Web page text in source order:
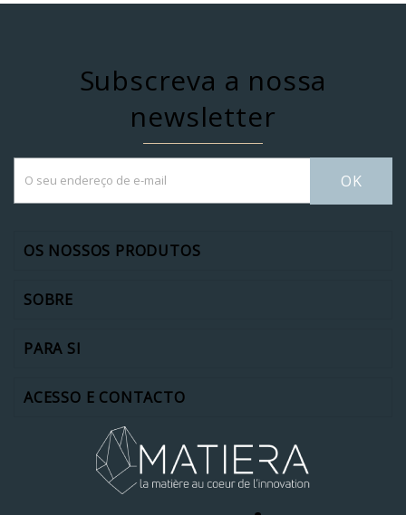
Subscreva a nossa
newsletter
OK
OS NOSSOS PRODUTOS
SOBRE
PARA SI
ACESSO E CONTACTO